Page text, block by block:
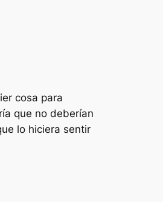
cosa para
que no deberían
lo hiciera sentir